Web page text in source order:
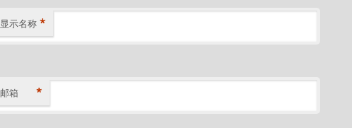
显示名称 *
邮箱 *